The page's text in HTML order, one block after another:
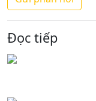
Đọc tiếp